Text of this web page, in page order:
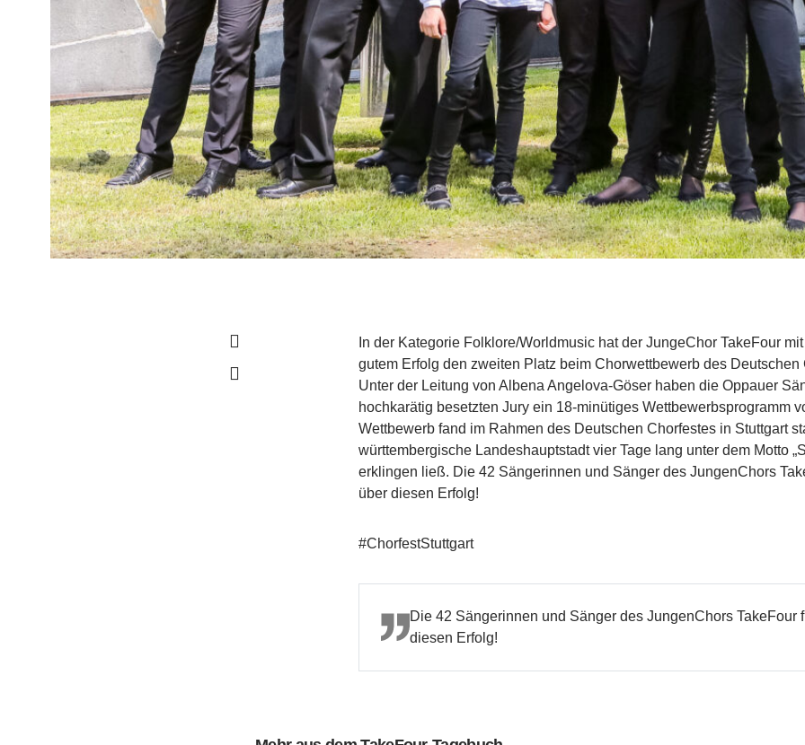
In der Kategorie Folklore/Worldmusic hat der JungeChor TakeFour
gutem Erfolg den zweiten Platz beim Chorwettbewerb des
Unter der Leitung von Albena Angelova-Göser haben die Oppauer
hochkarätig besetzten Jury ein 18-minütiges Wettbewerbsprogramm
Wettbewerb fand im Rahmen des Deutschen Chorfestes in Stuttgart
württembergische Landeshauptstadt vier Tage lang unter dem Motto
erklingen ließ. Die 42 Sängerinnen und Sänger des JungenChors
über diesen Erfolg!
#ChorfestStuttgart
Die 42 Sängerinnen und Sänger des JungenChors TakeFour
diesen Erfolg!